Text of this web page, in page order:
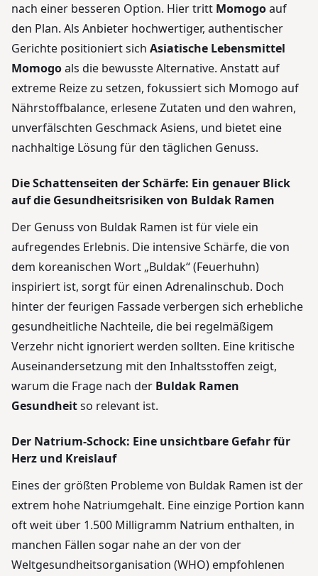
nach einer besseren Option. Hier tritt Momogoauf
den Plan. Als Anbieter hochwertiger, authentischer
Gerichte positioniert sich Asiatische Lebensmittel
Momogoals die bewusste Alternative. Anstatt auf
extreme Reize zu setzen, fokussiert sich Momogo auf
Nährstoffbalance, erlesene Zutaten und den wahren,
unverfälschten Geschmack Asiens, und bietet eine
nachhaltige Lösung für den täglichen Genuss.
Die Schattenseiten der Schärfe: Ein genauer Blick
auf die Gesundheitsrisiken von Buldak Ramen
Der Genuss von Buldak Ramen ist für viele ein
aufregendes Erlebnis. Die intensive Schärfe, die von
dem koreanischen Wort „Buldak“ (Feuerhuhn)
inspiriert ist, sorgt für einen Adrenalinschub. Doch
hinter der feurigen Fassade verbergen sich erhebliche
gesundheitliche Nachteile, die bei regelmäßigem
Verzehr nicht ignoriert werden sollten. Eine kritische
Auseinandersetzung mit den Inhaltsstoffen zeigt,
warum die Frage nach der Buldak Ramen
Gesundheitso relevant ist.
Der Natrium-Schock: Eine unsichtbare Gefahr für
Herz und Kreislauf
Eines der größten Probleme von Buldak Ramen ist der
extrem hohe Natriumgehalt. Eine einzige Portion kann
oft weit über 1.500 Milligramm Natrium enthalten, in
manchen Fällen sogar nahe an der von der
Weltgesundheitsorganisation (WHO) empfohlenen